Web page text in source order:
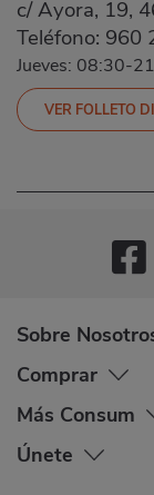
c/ Ayora, 19,
Teléfono: 960
Jueves: 08:30-
VER FOLLETO
Sobre
Comprar
Más Consum
Únete